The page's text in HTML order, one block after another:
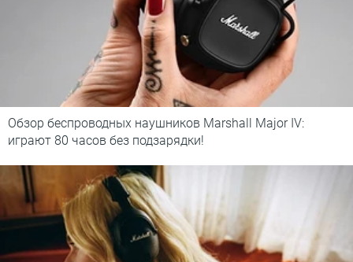
Обзор беспроводных наушников Marshall Major IV:
играют 80 часов без подзарядки!